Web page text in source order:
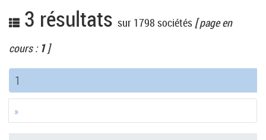
3 résultats sur 1798 sociétés [ page en
cours : 1]
1
»